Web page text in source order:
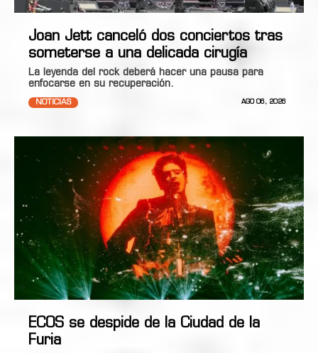
Joan Jett canceló dos conciertos tras
someterse a una delicada cirugía
La leyenda del rock deberá hacer una pausa para
enfocarse en su recuperación.
NOTICIAS AGO 06, 2026
ECOS se despide de la Ciudad de la
Furia